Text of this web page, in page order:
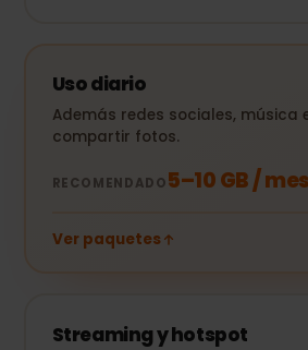
Uso diario
Además redes sociales, música
compartir fotos.
RECOMENDADO5–10 GB / mes
Ver paquetes
Streaming y hotspot